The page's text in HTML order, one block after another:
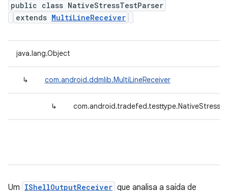
public class NativeStressTestParser
extends MultiLineReceiver
java.lang.Object
↳ com.android.ddmlib.MultiLineReceiver
↳
Um IShellOutputReceiver que analisa a saída de